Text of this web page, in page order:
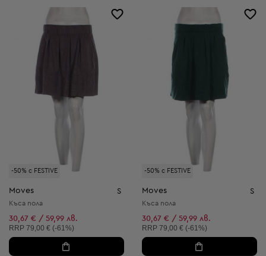
-50% с FESTIVE
Moves S
Къса пола
30,67 € / 59,99 лв.
Препоръчителна цена:
RRP 79,00 € (-61%)
-50% с FESTIVE
Moves S
Къса пола
30,67 € / 59,99 лв.
Препоръчителна цена:
RRP 79,00 € (-61%)